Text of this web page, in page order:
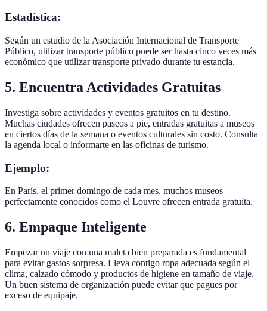
Estadística:
Según un estudio de la Asociación Internacional de Transporte
Público, utilizar transporte público puede ser hasta cinco veces más
económico que utilizar transporte privado durante tu estancia.
5. Encuentra Actividades Gratuitas
Investiga sobre actividades y eventos gratuitos en tu destino.
Muchas ciudades ofrecen paseos a pie, entradas gratuitas a museos
en ciertos días de la semana o eventos culturales sin costo. Consulta
la agenda local o informarte en las oficinas de turismo.
Ejemplo:
En París, el primer domingo de cada mes, muchos museos
perfectamente conocidos como el Louvre ofrecen entrada gratuita.
6. Empaque Inteligente
Empezar un viaje con una maleta bien preparada es fundamental
para evitar gastos sorpresa. Lleva contigo ropa adecuada según el
clima, calzado cómodo y productos de higiene en tamaño de viaje.
Un buen sistema de organización puede evitar que pagues por
exceso de equipaje.